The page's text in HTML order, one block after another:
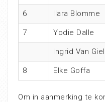
6 Ilara Blomme
7 Yodie Dalle
Ingrid Van Giel
8 Elke Goffa
Om in aanmerking te